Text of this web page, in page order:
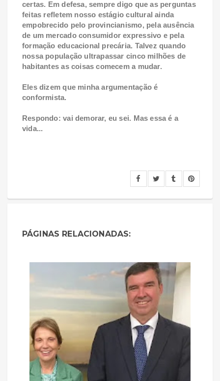
certas. Em defesa, sempre digo que as perguntas
feitas refletem nosso estágio cultural ainda
empobrecido pelo provincianismo, pela ausência
de um mercado consumidor expressivo e pela
formação educacional precária. Talvez quando
nossa população ultrapassar cinco milhões de
habitantes as coisas comecem a mudar.
Eles dizem que minha argumentação é
conformista.
Respondo: vai demorar, eu sei. Mas essa é a
vida...
PÁGINAS RELACIONADAS: